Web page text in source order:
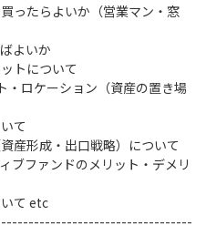
ったらよいか（営業マン・窓
よいか
トについて
・ロケーション（資産の置き場
て
産形成・出口戦略）について
ブファンドのメリット・デメリ
いてetc